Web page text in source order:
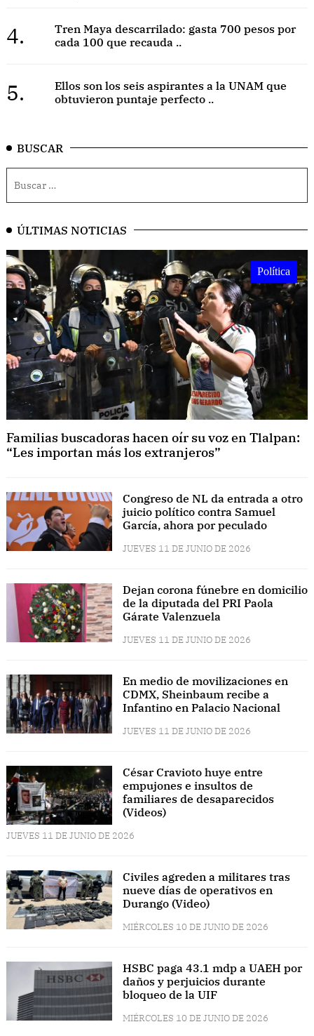
4.
Tren Maya descarrilado: gasta 700 pesos por
cada 100 que recauda ..
5.
Ellos son los seis aspirantes a la UNAM que
obtuvieron puntaje perfecto ..
BUSCAR
ÚLTIMAS NOTICIAS
Política
Familias buscadoras hacen oír su voz en Tlalpan:
“Les importan más los extranjeros”
Congreso de NL da entrada a otro
juicio político contra Samuel
García, ahora por peculado
JUEVES 11 DE JUNIO DE 2026
Dejan corona fúnebre en domicilio
de la diputada del PRI Paola
Gárate Valenzuela
JUEVES 11 DE JUNIO DE 2026
En medio de movilizaciones en
CDMX, Sheinbaum recibe a
Infantino en Palacio Nacional
JUEVES 11 DE JUNIO DE 2026
César Cravioto huye entre
empujones e insultos de
familiares de desaparecidos
(Videos)
JUEVES 11 DE JUNIO DE 2026
Civiles agreden a militares tras
nueve días de operativos en
Durango (Video)
MIÉRCOLES 10 DE JUNIO DE 2026
HSBC paga 43.1 mdp a UAEH por
daños y perjuicios durante
bloqueo de la UIF
MIÉRCOLES 10 DE JUNIO DE 2026